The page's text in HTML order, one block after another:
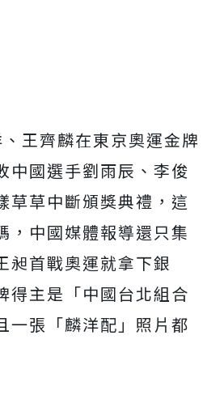
王齊麟在東京奧運金牌
中國選手劉雨辰、李俊
草草中斷頒獎典禮，這
，中國媒體報導還只集
昶首戰奧運就拿下銀
得主是「中國台北組合
一張「麟洋配」照片都